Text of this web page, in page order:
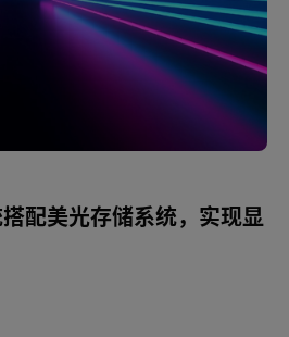
配美光存储系统，实现显